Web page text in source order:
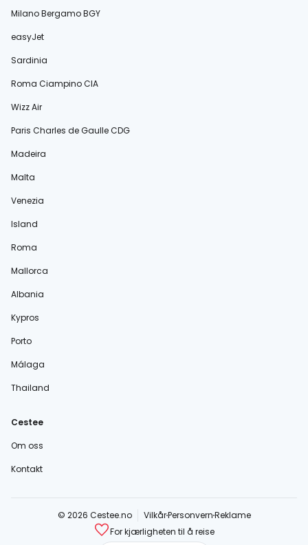
Milano Bergamo BGY
easyJet
Sardinia
Roma Ciampino CIA
Wizz Air
Paris Charles de Gaulle CDG
Madeira
Malta
Venezia
Island
Roma
Mallorca
Albania
Kypros
Porto
Málaga
Thailand
Cestee
Om oss
Kontakt
© 2026 Cestee.no VilkårPersonvernReklame
For kjærligheten til å reise
cestee.com